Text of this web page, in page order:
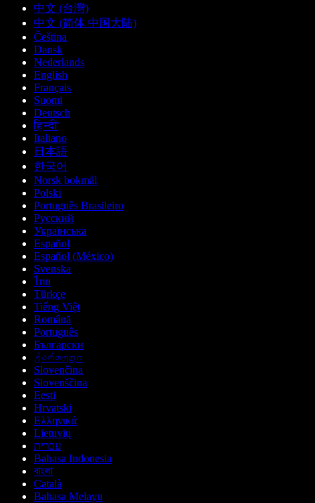
中文 (台灣)
中文 (简体 中国大陆)
Čeština
Dansk
Nederlands
English
Français
Suomi
Deutsch
हिन्दी
Italiano
日本語
한국어
Norsk bokmål
Polski
Português Brasileiro
Русский
Українська
Español
Español (México)
Svenska
ไทย
Türkçe
Tiếng Việt
Română
Português
Български
ქართული
Slovenčina
Slovenščina
Eesti
Hrvatski
Ελληνικά
Lietuvių
עברית
Bahasa Indonesia
বাংলা
Català
Bahasa Melayu